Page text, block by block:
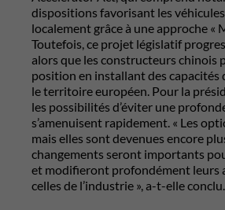
dispositions favorisant les
localement grâce à une approche «
Toutefois, ce projet législatif
alors que les constructeurs chinois
position en installant des
le territoire européen. Pour la
les possibilités d’éviter une
s’amenuisent rapidement. « Les
mais elles sont devenues encore
changements seront importants
et modifieront profondément leurs
celles de l’industrie », a-t-elle conclu.